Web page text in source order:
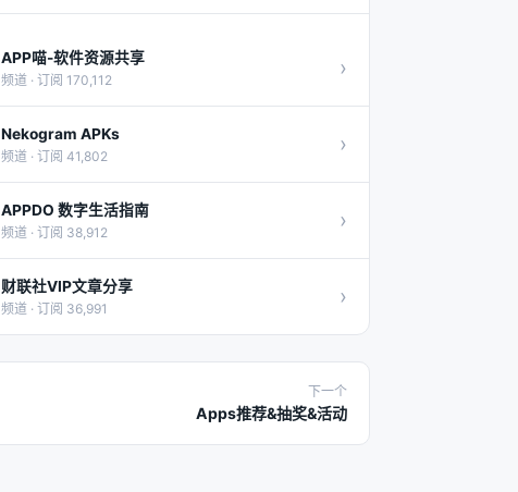
APP喵-软件资源共享
频道 · 订阅 170,112 ›
Nekogram APKs
频道 · 订阅 41,802 ›
APPDO 数字生活指南
频道 · 订阅 38,912 ›
财联社VIP文章分享
频道 · 订阅 36,991 ›
下一个
Apps推荐&抽奖&活动